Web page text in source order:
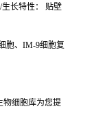
生长特性： 贴壁
胞、IM-9细胞复
物细胞库为您提